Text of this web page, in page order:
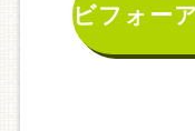
ビフォー